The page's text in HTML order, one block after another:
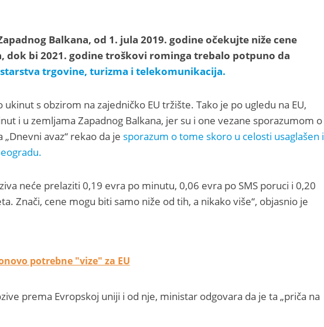
Balkana, od 1. jula 2019. godine očekujte niže cene
dok bi 2021. godine troškovi rominga trebalo potpuno da
trgovine, turizma i telekomunikacija.
s obzirom na zajedničko EU tržište. Tako je po ugledu na EU,
i u zemljama Zapadnog Balkana, jer su i one vezane sporazumom o
avaz“ rekao da je sporazum o tome skoro u celosti usaglašen i
neće prelaziti 0,19 evra po minutu, 0,06 evra po SMS poruci i 0,20
Znači, cene mogu biti samo niže od tih, a nikako više“, objasnio je
potrebne "vize" za EU
prema Evropskoj uniji i od nje, ministar odgovara da je ta „priča na